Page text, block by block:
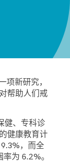
项新研究，
帮助人们戒
健、专科诊
健康教育计
，而全
为 6.2%。